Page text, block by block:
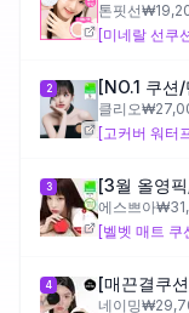
제품비교
톤핏선₩
2
클리오₩
3
에스쁘아₩
4
네이밍₩